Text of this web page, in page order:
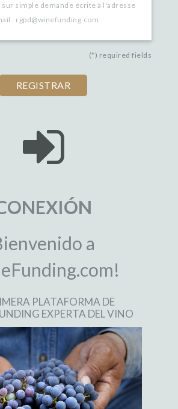
simple demande écrite à l'adresse
: rgpd@winefunding.com
(*) required fields
a
PLATAFORMA DE
EXPERTA DEL VINO